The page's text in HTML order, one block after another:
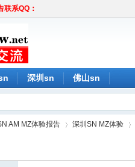
联系QQ：
深圳sn 佛山sn
AM MZ体验报告 深圳SN MZ体验